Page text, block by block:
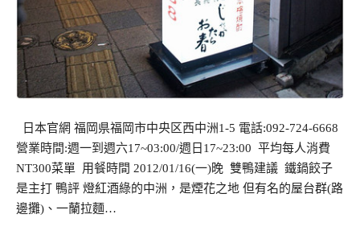
日本官網 福岡県福岡市中央区西中洲1-5 電話:092-724-6668
營業時間:週一到週六17~03:00/週日17~23:00 平均每人消費
NT300菜單 用餐時間 2012/01/16(一)晚 雙鴨建議 鐵鍋餃子
是主打 鴨評 燈紅酒綠的中洲，是煙花之地 但有名的屋台群(路
邊攤)、一蘭拉麵…